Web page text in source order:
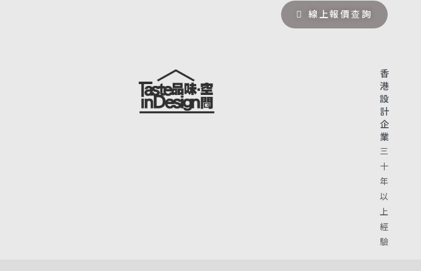
線上報價查詢
香
港
設
計
企
業
三
十
年
以
上
經
驗